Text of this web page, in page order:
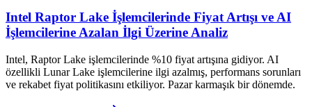
Intel Raptor Lake İşlemcilerinde Fiyat Artışı ve AI
İşlemcilerine Azalan İlgi Üzerine Analiz
Intel, Raptor Lake işlemcilerinde %10 fiyat artışına gidiyor. AI
özellikli Lunar Lake işlemcilerine ilgi azalmış, performans sorunları
ve rekabet fiyat politikasını etkiliyor. Pazar karmaşık bir dönemde.